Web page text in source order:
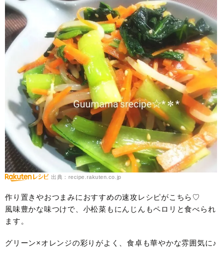
出典：recipe.rakuten.co.jp
作り置きやおつまみにおすすめの速攻レシピがこちら♡
風味豊かな味つけで、小松菜もにんじんもペロリと食べられ
ます。
グリーン×オレンジの彩りがよく、食卓も華やかな雰囲気に♪